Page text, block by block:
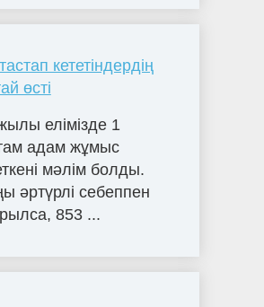
кететіндердің
өсті
елімізде 1
адам жұмыс
мәлім болды.
әртүрлі себеппен
853 ...